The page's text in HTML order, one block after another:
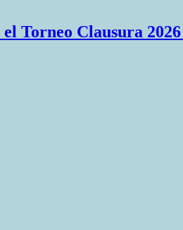
Torneo Clausura